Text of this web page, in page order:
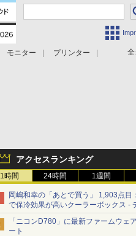
全
モニター
プリンター
アクセスランキング
1時間 24時間 1週間
岡嶋和幸の「あとで買う」 1,903点目
で保冷効果が高いクーラーボックス -
Watch
「ニコンD780」に最新ファームウェ
ート